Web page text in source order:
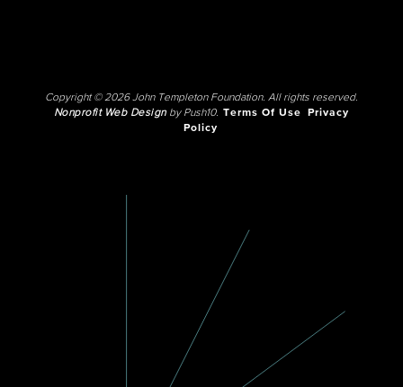
Copyright © 2026 John Templeton Foundation. All rights reserved.
Nonprofit Web Designby Push10. Terms Of Use
Privacy
Policy